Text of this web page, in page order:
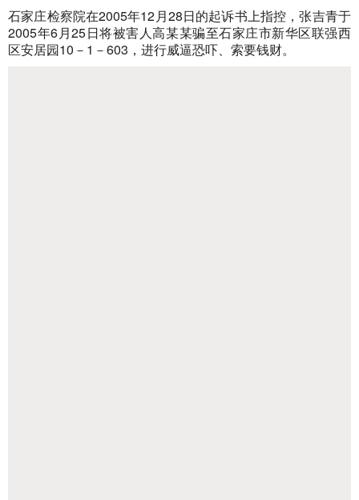
石家庄检察院在2005年12月28日的起诉书上指控，张吉青于
2005年6月25日将被害人高某某骗至石家庄市新华区联强西
区安居园10－1－603，进行威逼恐吓、索要钱财。